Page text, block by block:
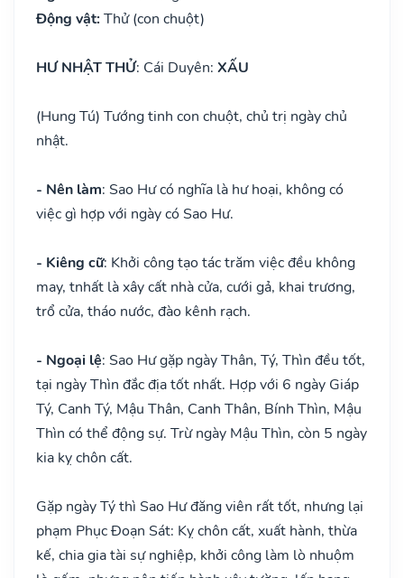
Động vật: Thử (con chuột)
HƯ NHẬT THỬ: Cái Duyên: XẤU
(Hung Tú) Tướng tinh con chuột, chủ trị ngày chủ
nhật.
- Nên làm: Sao Hư có nghĩa là hư hoại, không có
việc gì hợp với ngày có Sao Hư.
- Kiêng cữ: Khởi công tạo tác trăm việc đều không
may, tnhất là xây cất nhà cửa, cưới gả, khai trương,
trổ cửa, tháo nước, đào kênh rạch.
- Ngoại lệ: Sao Hư gặp ngày Thân, Tý, Thìn đều tốt,
tại ngày Thìn đắc địa tốt nhất. Hợp với 6 ngày Giáp
Tý, Canh Tý, Mậu Thân, Canh Thân, Bính Thìn, Mậu
Thìn có thể động sự. Trừ ngày Mậu Thìn, còn 5 ngày
kia kỵ chôn cất.
Gặp ngày Tý thì Sao Hư đăng viên rất tốt, nhưng lại
phạm Phục Đoạn Sát: Kỵ chôn cất, xuất hành, thừa
kế, chia gia tài sự nghiệp, khởi công làm lò nhuộm